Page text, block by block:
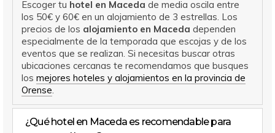
Escoger tu hotel en Maceda de media oscila entre
los 50€ y 60€ en un alojamiento de 3 estrellas. Los
precios de los alojamiento en Maceda dependen
especialmente de la temporada que escojas y de los
eventos que se realizan. Si necesitas buscar otras
ubicaciones cercanas te recomendamos que busques
los mejores hoteles y alojamientos en la provincia de
Orense
¿Qué hotel en Maceda es recomendable para